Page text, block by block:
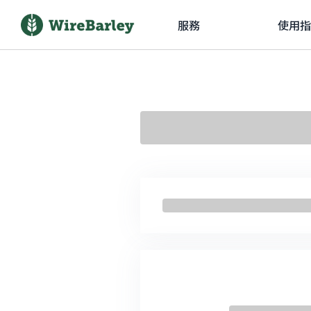
服務 使用